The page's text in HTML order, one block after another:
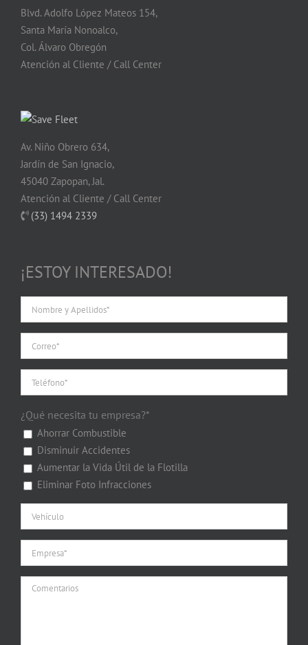
Blvd. Adolfo López Mateos 154,
Santa María Nonoalco,
Col. Álvaro Obregón
Atención al Cliente / Call Center
Av. Niño Obrero 634,
Jardín de San Ignacio,
45040 Zapopan, Jal.
Atención al Cliente / Call Center
(33) 1494 2339
¡ESTOY INTERESADO!
¿Qué necesita tu empresa?*
Ahorrar Combustible
Disminuir Accidentes
Aumentar la Vida Útil de la Flotilla
Eliminar Foto Infracciones